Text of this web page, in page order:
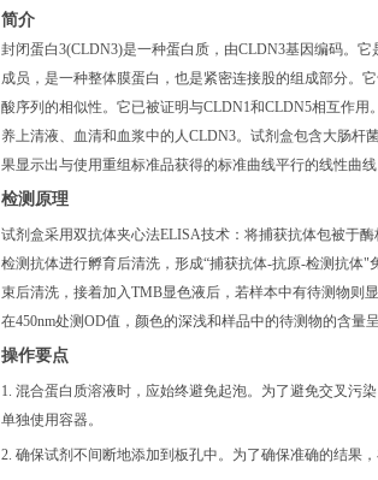
简介
封闭蛋白3(CLDN3)是一种蛋白质，由CLDN3基因编码。
成员，是一种整体膜蛋白，也是紧密连接股的组成部分。
酸序列的相似性。它已被证明与CLDN1和CLDN5相互作
养上清液、血清和血浆中的人CLDN3。试剂盒包含大肠杆
果显示出与使用重组标准品获得的标准曲线平行的线性曲
检测原理
试剂盒采用双抗体夹心法ELISA技术：将捕获抗体包被于
检测抗体进行孵育后清洗，形成“捕获抗体-抗原-检测抗体
束后清洗，接着加入TMB显色液后，若样本中有待测物则
在450nm处测OD值，颜色的深浅和样品中的待测物的含量
操作要点
1. 混合蛋白质溶液时，应始终避免起泡。为了避免交叉污
单独使用容器。
2. 确保试剂不间断地添加到板孔中。为了确保准确的结果